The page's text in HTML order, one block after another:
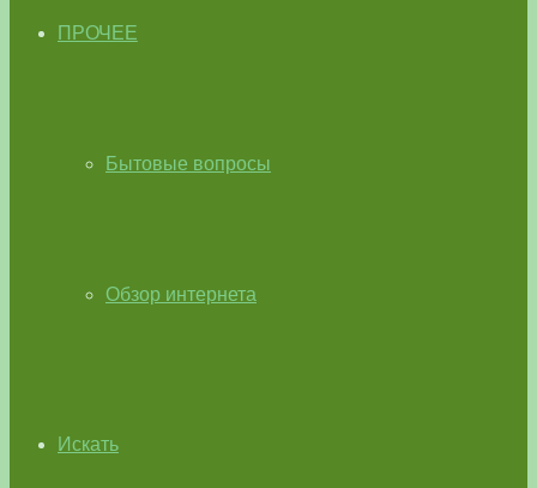
ПРОЧЕЕ
Бытовые вопросы
Обзор интернета
Искать